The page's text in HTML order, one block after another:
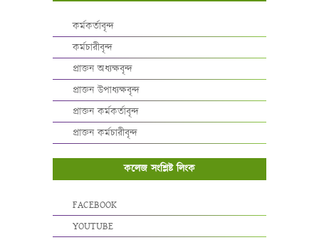
কর্মকর্তাবৃন্দ
কর্মচারীবৃন্দ
প্রাক্তন অধ্যক্ষবৃন্দ
প্রাক্তন উপাধ্যক্ষবৃন্দ
প্রাক্তন কর্মকর্তাবৃন্দ
প্রাক্তন কর্মচারীবৃন্দ
কলেজ সংশ্লিষ্ট লিংক
FACEBOOK
YOUTUBE